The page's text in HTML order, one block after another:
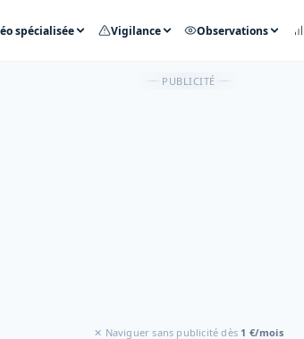
spécialisée Vigilance Observations
PUBLICITÉ
✕ Naviguer sans publicité dès 1 €/mois